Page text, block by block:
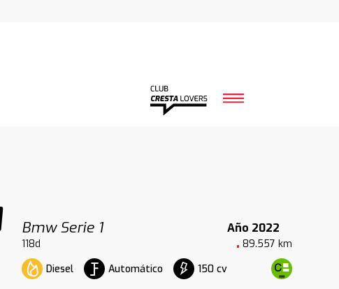
Bmw Serie 1
Año 2022
118d
89.557 km
Diesel
Automático 150 cv